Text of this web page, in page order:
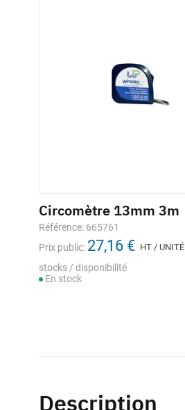
Circomètre 13mm 3m
Référence: 665761
Prix public: 27,16 € HT / UNITÉ
stocks / disponibilité
En stock
Description